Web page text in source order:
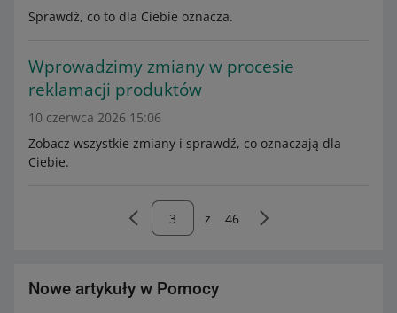
Sprawdź, co to dla Ciebie oznacza.
Wprowadzimy zmiany w procesie
reklamacji produktów
10 czerwca 2026 15:06
Zobacz wszystkie zmiany i sprawdź, co oznaczają dla
Ciebie.
z 46
Nowe artykuły w Pomocy